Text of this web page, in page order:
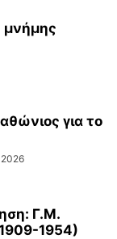
μνήμης
για το
2026
Γ.Μ.
1954)